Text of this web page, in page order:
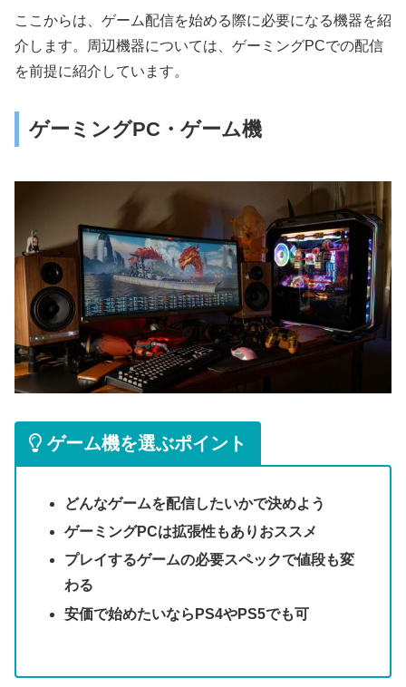
ここからは、ゲーム配信を始める際に必要になる機器を紹
介します。周辺機器については、ゲーミングPCでの配信
を前提に紹介しています。
ゲーミングPC・ゲーム機
ゲーム機を選ぶポイント
どんなゲームを配信したいかで決めよう
ゲーミングPCは拡張性もありおススメ
プレイするゲームの必要スペックで値段も変
わる
安価で始めたいならPS4やPS5でも可